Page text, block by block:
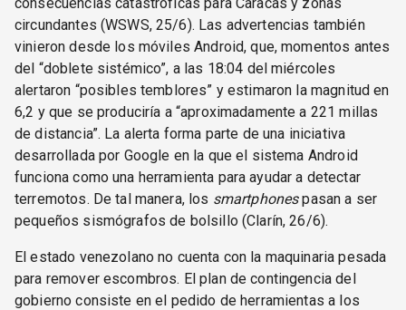
circundantes (WSWS, 25/6). Las advertencias también
vinieron desde los móviles Android, que, momentos antes
del “doblete sistémico”, a las 18:04 del miércoles
alertaron “posibles temblores” y estimaron la magnitud en
6,2 y que se produciría a “aproximadamente a 221 millas
de distancia”. La alerta forma parte de una iniciativa
desarrollada por Google en la que el sistema Android
funciona como una herramienta para ayudar a detectar
terremotos. De tal manera, los smartphonespasan a ser
pequeños sismógrafos de bolsillo (Clarín, 26/6).
El estado venezolano no cuenta con la maquinaria pesada
para remover escombros. El plan de contingencia del
gobierno consiste en el pedido de herramientas a los